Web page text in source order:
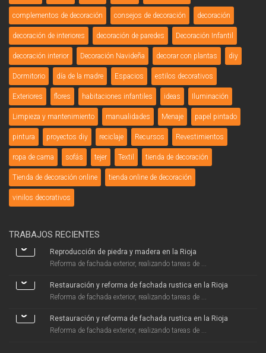
complementos de decoración consejos de decoración decoración
decoración de interiores decoración de paredes Decoración Infantil
decoración interior Decoración Navideña decorar con plantas diy
Dormitorio día de la madre Espacios estilos decorativos
Exteriores flores habitaciones infantiles ideas Iluminación
Limpieza y mantenimiento manualidades Menaje papel pintado
pintura proyectos diy reciclaje Recursos Revestimientos
ropa de cama sofás tejer Textil tienda de decoración
Tienda de decoración online tienda online de decoración
vinilos decorativos
TRABAJOS RECIENTES
Reproducción de piedra y madera en la Rioja
Reforma de fachada exterior, realizando tareas de ...
Restauración y reforma de fachada rustica en la Rioja
Reforma de fachada exterior, realizando tareas de ...
Restauración y reforma de fachada rustica en la Rioja
Reforma de fachada exterior, realizando tareas de ...